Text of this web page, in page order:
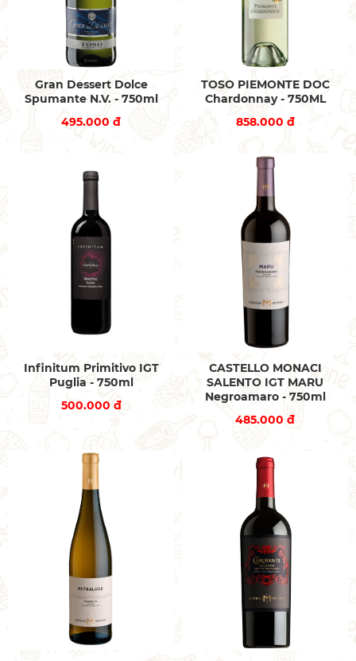
Gran Dessert Dolce
Spumante N.V. - 750ml
495.000 đ
TOSO PIEMONTE DOC
Chardonnay - 750ML
858.000 đ
Infinitum Primitivo IGT
Puglia - 750ml
500.000 đ
CASTELLO MONACI
SALENTO IGT MARU
Negroamaro - 750ml
485.000 đ